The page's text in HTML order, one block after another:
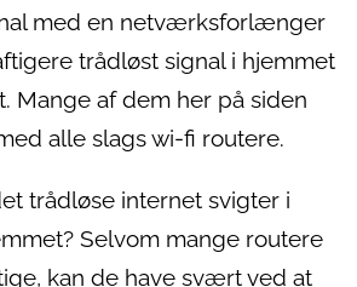
med en netværksforlænger
trådløst signal i hjemmet
Mange af dem her på siden
alle slags wi-fi routere.
trådløse internet svigter i
Selvom mange routere
kan de have svært ved at